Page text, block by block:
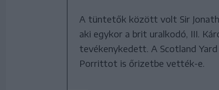
A tüntetők között volt Sir
aki egykor a brit uralkodó, III.
tevékenykedett. A Scotland
Porrittot is őrizetbe vették-e.